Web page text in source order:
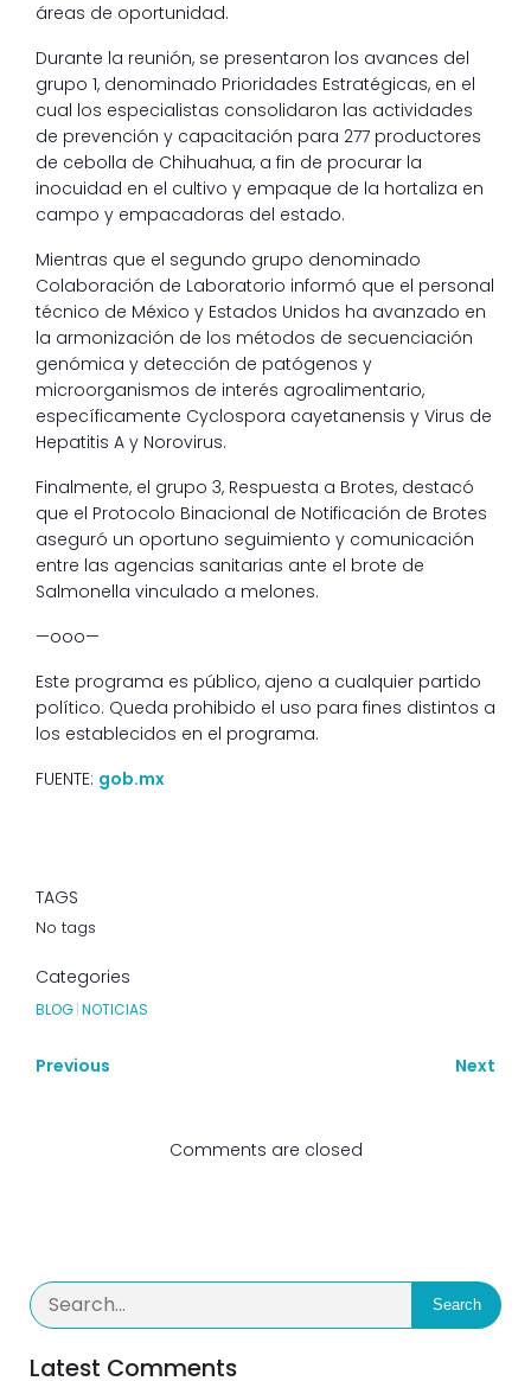
áreas de oportunidad.
Durante la reunión, se presentaron los avances del
grupo 1, denominado Prioridades Estratégicas, en el
cual los especialistas consolidaron las actividades
de prevención y capacitación para 277 productores
de cebolla de Chihuahua, a fin de procurar la
inocuidad en el cultivo y empaque de la hortaliza en
campo y empacadoras del estado.
Mientras que el segundo grupo denominado
Colaboración de Laboratorio informó que el personal
técnico de México y Estados Unidos ha avanzado en
la armonización de los métodos de secuenciación
genómica y detección de patógenos y
microorganismos de interés agroalimentario,
específicamente Cyclospora cayetanensis y Virus de
Hepatitis A y Norovirus.
Finalmente, el grupo 3, Respuesta a Brotes, destacó
que el Protocolo Binacional de Notificación de Brotes
aseguró un oportuno seguimiento y comunicación
entre las agencias sanitarias ante el brote de
Salmonella vinculado a melones.
—ooo—
Este programa es público, ajeno a cualquier partido
político. Queda prohibido el uso para fines distintos a
los establecidos en el programa.
FUENTE: gob.mx
TAGS
No tags
Categories
BLOG|NOTICIAS
Previous Next
Comments are closed
Search
Latest Comments